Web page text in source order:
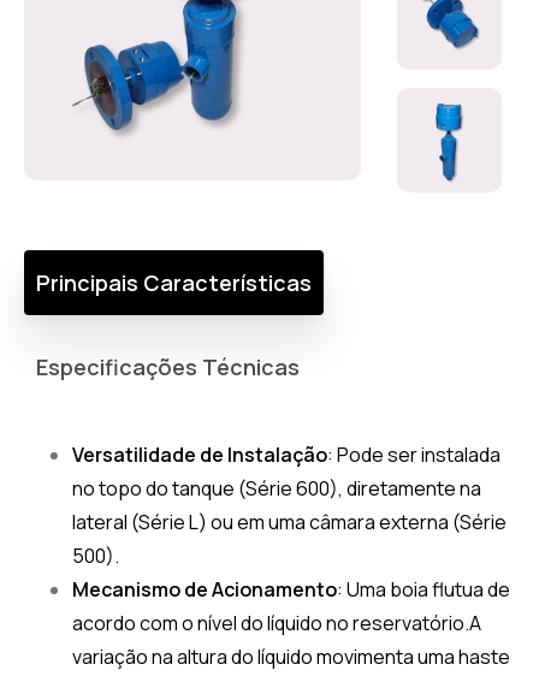
Principais Características
Especificações Técnicas
Versatilidade de Instalação: Pode ser instalada
no topo do tanque (Série 600), diretamente na
lateral (Série L) ou em uma câmara externa (Série
500).
Mecanismo de Acionamento: Uma boia flutua de
acordo com o nível do líquido no reservatório.A
variação na altura do líquido movimenta uma haste